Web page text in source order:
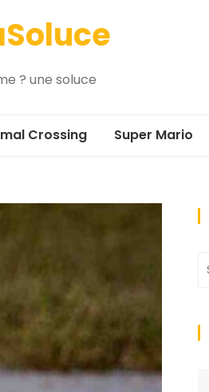
? une soluce
Crossing Super Mario